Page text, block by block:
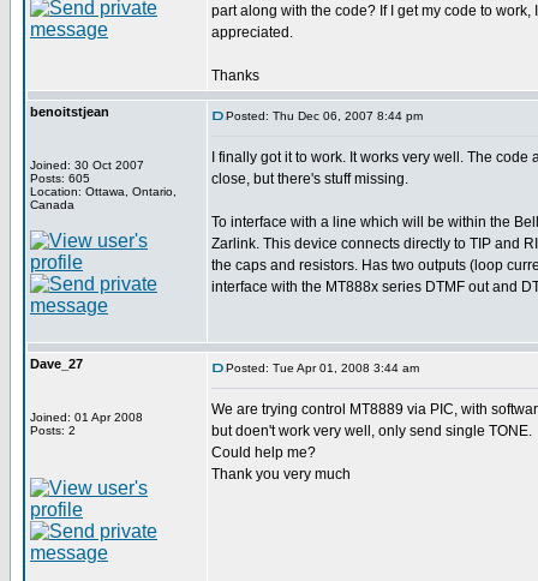
part along with the code? If I get my code to
appreciated.
Thanks
benoitstjean
Joined: 30 Oct 2007
Posts: 605
Location: Ottawa, Ontario,
Canada
Posted: Thu Dec 06, 2007 8:44 pm
I finally got it to work. It works very well. The
close, but there's stuff missing.
To interface with a line which will be within the
Zarlink. This device connects directly to TIP and
the caps and resistors. Has two outputs (loop
interface with the MT888x series DTMF out and
Dave_27
Joined: 01 Apr 2008
Posts: 2
Posted: Tue Apr 01, 2008 3:44 am
We are trying control MT8889 via PIC, with
but doen't work very well, only send single TONE.
Could help me?
Thank you very much